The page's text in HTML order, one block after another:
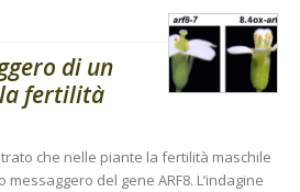
di un
la fertilità
che nelle piante la fertilità maschile
del gene ARF8. L’indagine